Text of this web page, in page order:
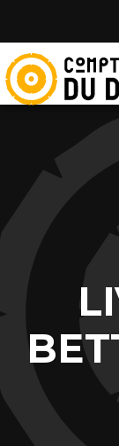
Cookies